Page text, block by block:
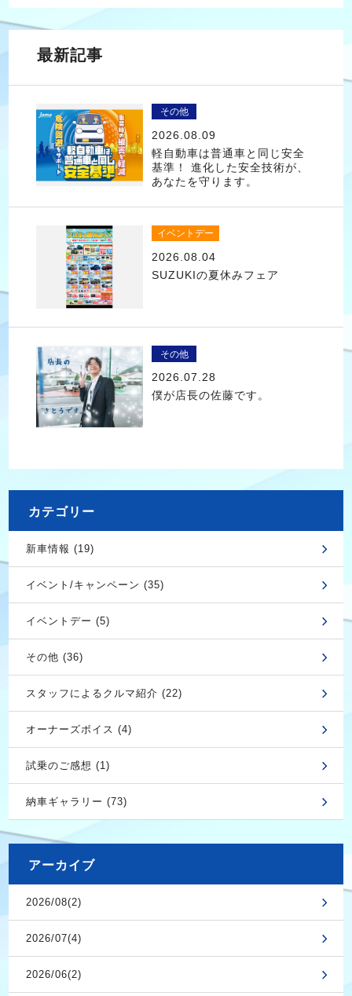
最新記事
その他
2026.08.09
軽自動車は普通車と同じ安全
基準！ 進化した安全技術が、
あなたを守ります。
イベントデー
2026.08.04
SUZUKIの夏休みフェア
その他
2026.07.28
僕が店長の佐藤です。
カテゴリー
新車情報 (19)
イベント/キャンペーン (35)
イベントデー (5)
その他 (36)
スタッフによるクルマ紹介 (22)
オーナーズボイス (4)
試乗のご感想 (1)
納車ギャラリー (73)
アーカイブ
2026/08(2)
2026/07(4)
2026/06(2)